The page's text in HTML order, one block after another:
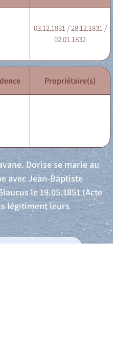
03.12.1831 / 28.12.1831 /
02.01.1832
Propriétaire(s)
Dorise se marie au
avec Jean-Baptiste
le19.05.1851(Acte
légitiment leurs